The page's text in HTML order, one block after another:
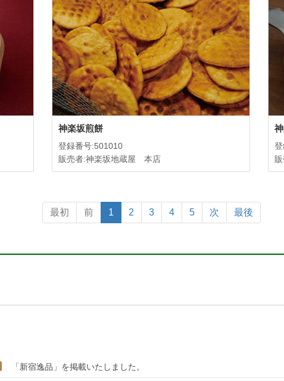
神楽坂煎餅
登録番号:501010
販売者:神楽坂地蔵屋 本店
最初 前 1 2 3 4 5 次 最後
「新宿逸品」を掲載いたしました。